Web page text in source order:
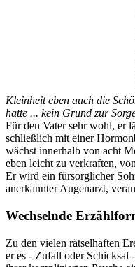
Kleinheit eben auch die
hatte ... kein Grund zur
Für den Vater sehr wohl, er
schließlich mit einer
wächst innerhalb von acht
eben leicht zu verkraften,
Er wird ein fürsorglicher
anerkannter Augenarzt,
Wechselnde
Zu den vielen rätselhaften
er es - Zufall oder Schicksal